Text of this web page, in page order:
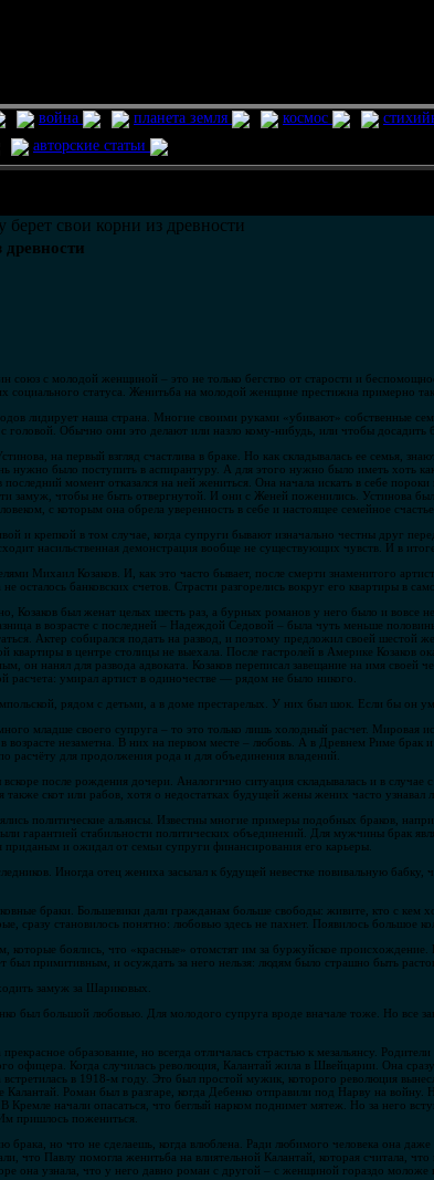
война планета земля космос
авторские статьи
берет свои корни из древности
древности
союз с молодой женщиной – это не только бегство от старости и
социального статуса. Женитьба на молодой женщине престижна примерно
лидирует наша страна. Многие своими руками «убивают» собственные
головой. Обычно они это делают или назло кому-нибудь, или чтобы досадить
на первый взгляд счастлива в браке. Но как складывалась ее семья,
нужно было поступить в аспирантуру. А для этого нужно было иметь хоть
момент отказался на ней жениться. Она начала искать в себе пороки
замуж, чтобы не быть отвергнутой. И они с Женей поженились. Устинова
с которым она обрела уверенность в себе и настоящее семейное счастье.
и крепкой в том случае, когда супруги бывают изначально честны друг
насильственная демонстрация вообще не существующих чувств. И в
Михаил Козаков. И, как это часто бывает, после смерти знаменитого
осталось банковских счетов. Страсти разгорелись вокруг его квартиры в
Козаков был женат целых шесть раз, а бурных романов у него было и вовсе
в возрасте с последней – Надеждой Седовой – была чуть меньше
Актер собирался подать на развод, и поэтому предложил своей шестой
квартиры в центре столицы не выехала. После гастролей в Америке Козаков
он нанял для развода адвоката. Козаков переписал завещание на имя своей
расчета: умирал артист в одиночестве — рядом не было никого.
рядом с детьми, а в доме престарелых. У них был шок. Если бы он
младше своего супруга – то это только лишь холодный расчет. Мировая
незаметна. В них на первом месте – любовь. А в Древнем Риме брак и
расчёту для продолжения рода и для объединения владений.
после рождения дочери. Аналогично ситуация складывалась и в случае
скот или рабов, хотя о недостатках будущей жены жених часто узнавал
политические альянсы. Известны многие примеры подобных браков,
гарантией стабильности политических объединений. Для мужчины брак
и ожидал от семьи супруги финансирования его карьеры.
Иногда отец жениха засылал к будущей невестке повивальную бабку,
браки. Большевики дали гражданам больше свободы: живите, кто с кем
сразу становилось понятно: любовью здесь не пахнет. Появилось большое
которые боялись, что «красные» отомстят им за буржуйское
был примитивным, и осуждать за него нельзя: людям было страшно быть
замуж за Шариковых.
был большой любовью. Для молодого супруга вроде вначале тоже. Но все
образование, но всегда отличалась страстью к мезальянсу.
офицера. Когда случилась революция, Калантай жила в Швейцарии. Она
в 1918-м году. Это был простой мужик, которого революция
Роман был в разгаре, когда Дебенко отправили под Нарву на войну.
начали опасаться, что беглый нарком поднимет мятеж. Но за него
пришлось пожениться.
брака, но что не сделаешь, когда влюблена. Ради любимого человека она
что Павлу помогла женитьба на влиятельной Калантай, которая считала,
она узнала, что у него давно роман с другой – с женщиной гораздо моложе